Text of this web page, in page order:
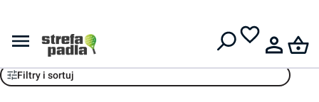
Produkt polecany wyprzedaż
Filtry i sortuj